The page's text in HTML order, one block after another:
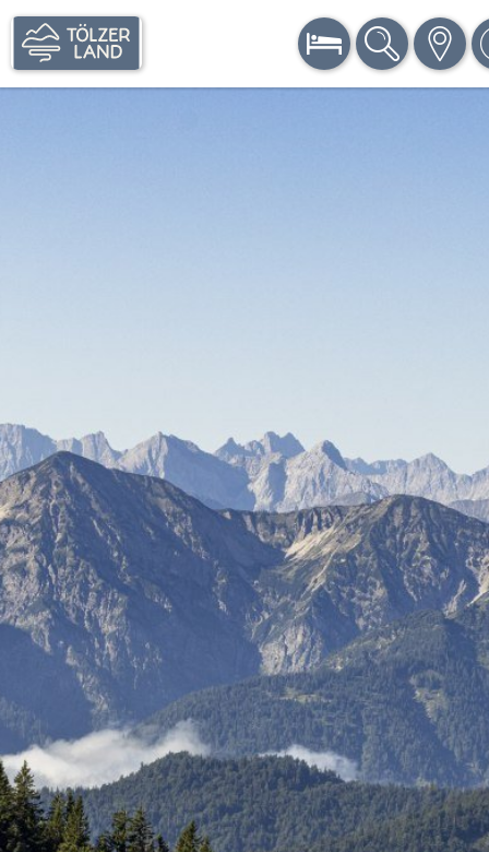
BUCHEN SUCHE KARTE